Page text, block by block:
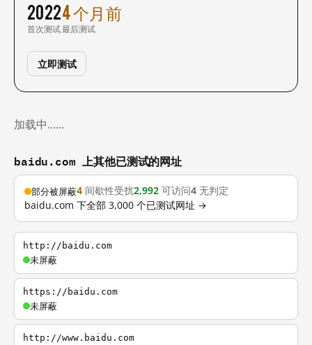
2022
首次测试
4 个月前
最后测试
立即测试
加载中……
baidu.com 上其他已测试的网址
部分被屏蔽4 间歇性受扰2,992 可访问4 无判定
baidu.com 下全部 3,000 个已测试网址 →
http://baidu.com
未屏蔽
https://baidu.com
未屏蔽
http://www.baidu.com